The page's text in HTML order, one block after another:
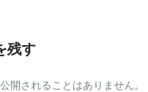
残す
開されることはありません。